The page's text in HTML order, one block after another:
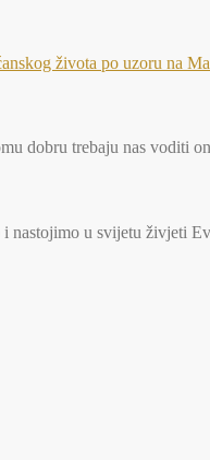
života po uzoru na
dobru trebaju nas voditi
nastojimo u svijetu živjeti